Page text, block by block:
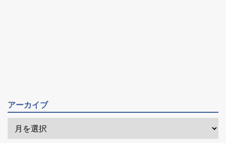
アーカイブ